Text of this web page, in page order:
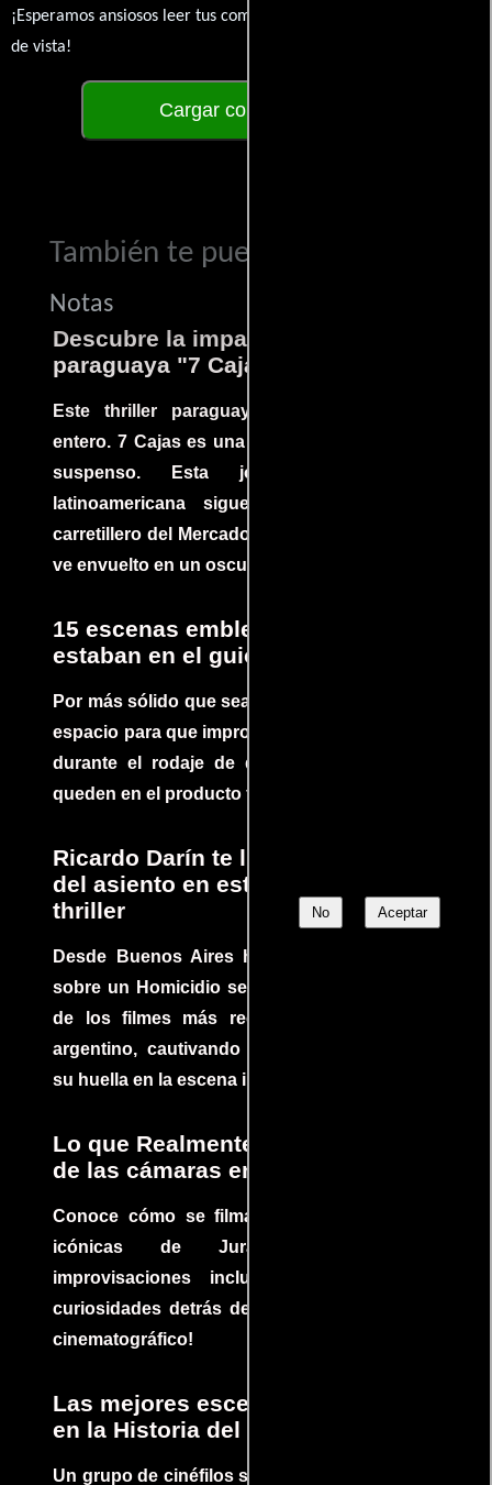
No Aceptar
¡Esperamos ansiosos leer tus comentarios y conocer tus puntos
de vista!
Cargar comentarios
También te puede interesar...
Notas
Descubre la impactante película
paraguaya "7 Cajas"
Este thriller paraguayo cautivó al mundo
entero. 7 Cajas es una explosión de acción y
suspenso. Esta joya cinematográfica
latinoamericana sigue la historia de un
carretillero del Mercado 4 de Asunción que se
ve envuelto en un oscuro mundo de crimen
15 escenas emblemáticas que no
estaban en el guion
Por más sólido que sea un guión siempre hay
espacio para que improvisaciones que se dan
durante el rodaje de determinadas escenas
queden en el producto final.
Ricardo Darín te llevará al borde
del asiento en este increíble
thriller
Desde Buenos Aires hasta el mundo, Tesis
sobre un Homicidio se ha convertido en uno
de los filmes más recomendados del cine
argentino, cautivando audiencias y dejando
su huella en la escena internacional.
Lo que Realmente Sucedió detrás
de las cámaras en Jurassic Park
Conoce cómo se filmaron algunas escenas
icónicas de Jurassic Park, con
improvisaciones incluidas. ¡Descubre las
curiosidades detrás del rodaje de un clásico
cinematográfico!
Las mejores escenas de acción
en la Historia del cine
Un grupo de cinéfilos se juntaron para debatir